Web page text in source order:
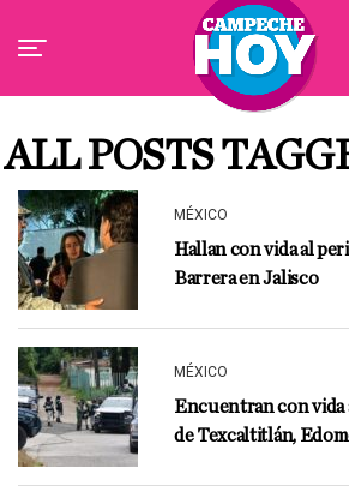
ALL POSTS
MÉXICO
Hallan con vida al
Barrera en Jalisco
MÉXICO
Encuentran con vida
de Texcaltitlán,